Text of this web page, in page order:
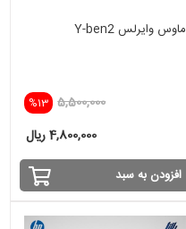
ماوس وایرلس Y-ben2
%13 5,500,000
4,800,000 ریال
افزودن به سبد